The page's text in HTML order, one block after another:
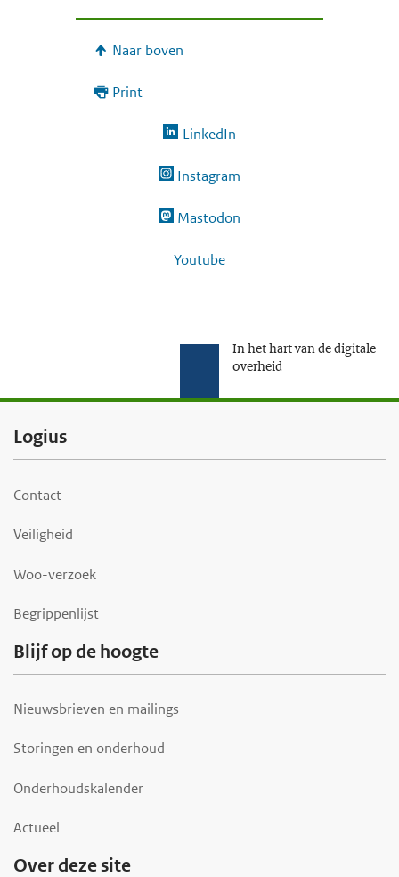
Naar boven
Print
LinkedIn
Instagram
Mastodon
Youtube
In het hart van de digitale
overheid
F
o
o
e
r
Logius
Contact
Veiligheid
Woo-verzoek
Begrippenlijst
Blijf op de hoogte
Nieuwsbrieven en mailings
Storingen en onderhoud
Onderhoudskalender
Actueel
Over deze site